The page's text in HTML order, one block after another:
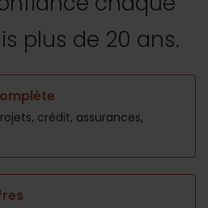
plus de 20 ans.
crédit, assurances,